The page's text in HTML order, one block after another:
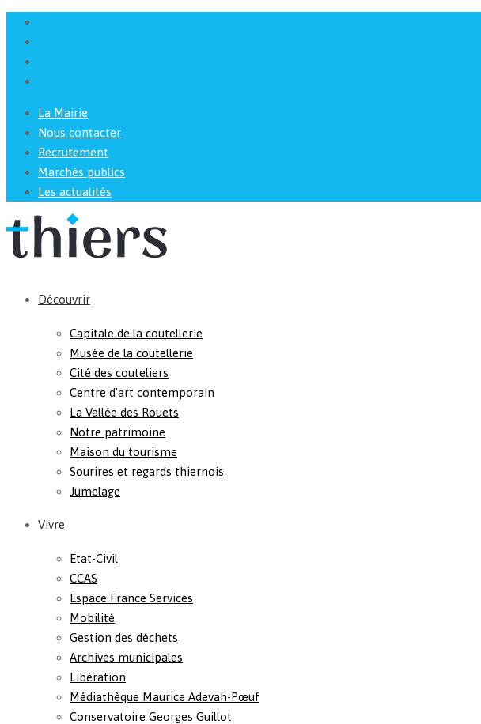
La Mairie
Nous contacter
Recrutement
Marchés publics
Les actualités
Découvrir
Capitale de la coutellerie
Musée de la coutellerie
Cité des couteliers
Centre d’art contemporain
La Vallée des Rouets
Notre patrimoine
Maison du tourisme
Sourires et regards thiernois
Jumelage
Vivre
Etat-Civil
CCAS
Espace France Services
Mobilité
Gestion des déchets
Archives municipales
Libération
Médiathèque Maurice Adevah-Pœuf
Conservatoire Georges Guillot